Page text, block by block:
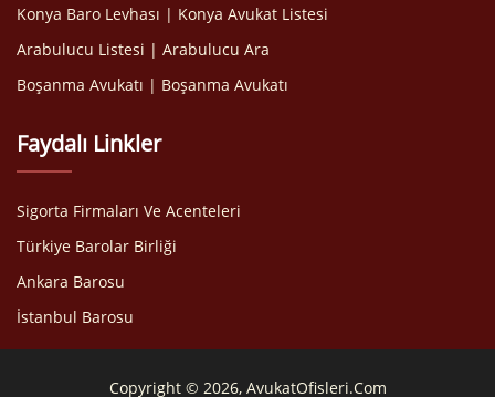
Konya Baro Levhası | Konya Avukat Listesi
Arabulucu Listesi | Arabulucu Ara
Boşanma Avukatı | Boşanma Avukatı
Faydalı Linkler
Sigorta Firmaları Ve Acenteleri
Türkiye Barolar Birliği
Ankara Barosu
İstanbul Barosu
Copyright © 2026, AvukatOfisleri.Com